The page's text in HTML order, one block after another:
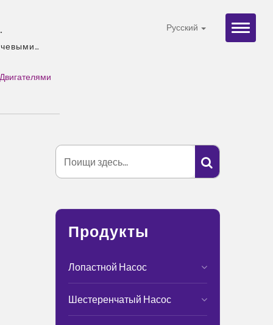
Русский
ISO
Продукты
Лопастной Насос
Шестеренчатый Насос